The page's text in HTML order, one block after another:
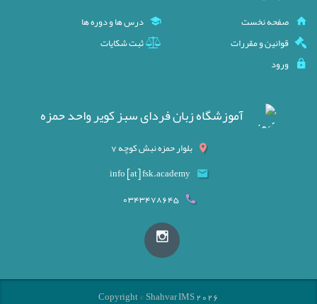
صفحه نخست
درس ها و دوره ها
قوانین و مقررات
ثبت شکایات
ورود
آموزشگاه زبان فردای سبز کویر واحد حمزه
بلوار حمزه نبش کوچه 7
info [at] fsk.academy
0343478645
Copyright © Shahvar IMS 2026